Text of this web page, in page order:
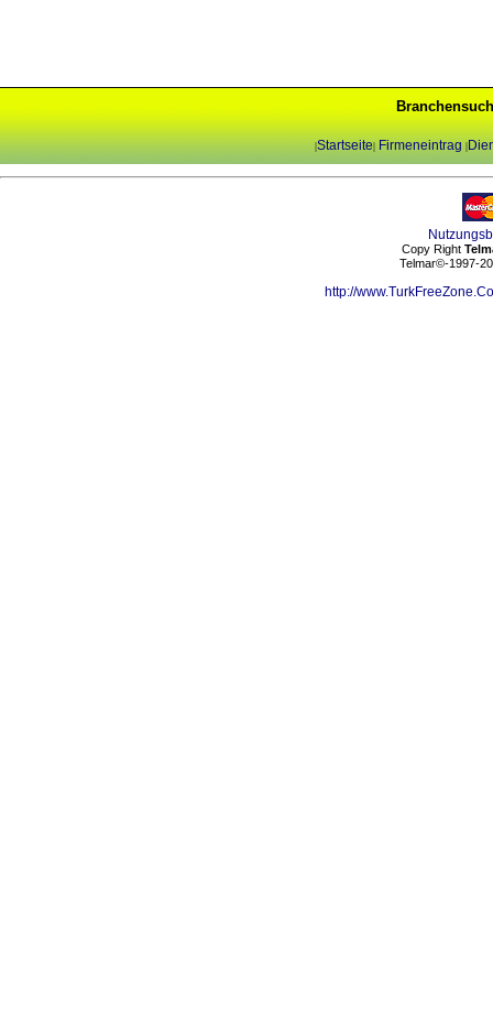
|Startseite| Firmeneintrag |
Copy Right
Telmar©-1997-
http://